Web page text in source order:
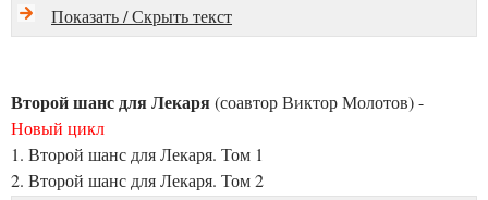
Показать / Скрыть текст
Второй шанс для Лекаря(соавтор Виктор Молотов) -
Новый цикл
1. Второй шанс для Лекаря. Том 1
2. Второй шанс для Лекаря. Том 2